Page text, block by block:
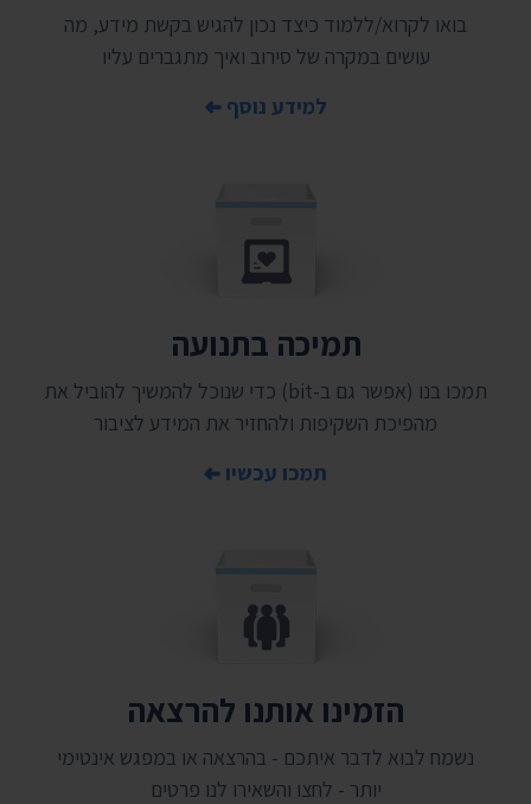
בואו לקרוא/ללמוד כיצד נכון להגיש בקשת מידע, מה
עושים במקרה של סירוב ואיך מתגברים עליו
למידע נוסף
תמיכה בתנועה
תמכו בנו (אפשר גם ב-bit) כדי שנוכל להמשיך להוביל את
מהפיכת השקיפות ולהחזיר את המידע לציבור
תמכו עכשיו
הזמינו אותנו להרצאה
נשמח לבוא לדבר איתכם - בהרצאה או במפגש אינטימי
יותר - לחצו והשאירו לנו פרטים